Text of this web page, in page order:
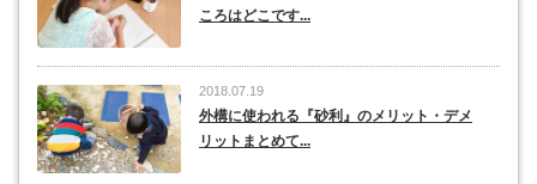
ころはどこです...
2018.07.19
外構に使われる『砂利』のメリット・デメ
リットまとめて...